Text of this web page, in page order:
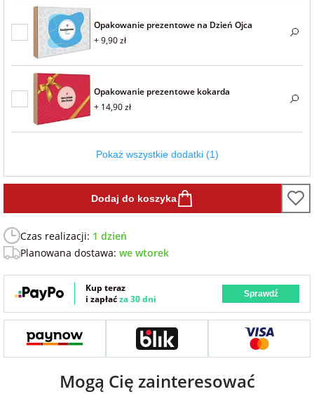
Naklejki i
naprasowanki
imienne
Bombki ze
zdjęciem
Fotoksiążki
Dodatki i
szkoły
na zakończenie
szkoły
na pamiątkę z
wakacji
Chłopaka
na walentynki
na mikołajki
na prezent
świąteczny
dla siostry
dla chłopaka
dla dziewczyny
Opakowanie prezentowe na Dzień Ojca
+ 9,90 zł
Opakowanie prezentowe kokarda
+ 14,90 zł
Pokaż wszystkie dodatki (1)
Dodaj do koszyka
Czas realizacji: 1 dzień
Planowana dostawa: we wtorek
Kup teraz
i zapłaćza 30 dni Sprawdź
Mogą Cię zainteresować